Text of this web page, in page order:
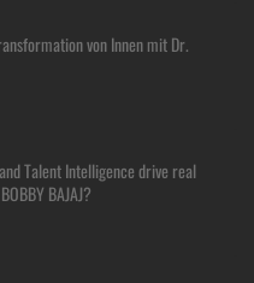
von Innen mit Dr.
Talent Intelligence drive real
BAJAJ?